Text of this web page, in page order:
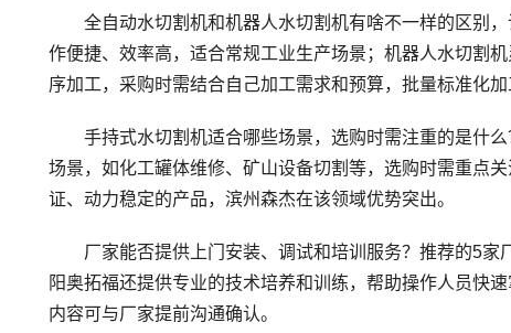
全自动水切割机和机器人水切割机有啥不一样的区别，
作便捷、效率高，适合常规工业生产场景；机器人水切割
序加工，采购时需结合自己加工需求和预算，批量标准化
手持式水切割机适合哪些场景，选购时需注重的是什么
场景，如化工罐体维修、矿山设备切割等，选购时需重点
证、动力稳定的产品，滨州森杰在该领域优势突出。
厂家能否提供上门安装、调试和培训服务？推荐的5家
阳奥拓福还提供专业的技术培养和训练，帮助操作人员快
内容可与厂家提前沟通确认。